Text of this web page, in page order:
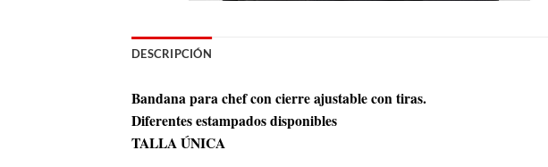
DESCRIPCIÓN
Bandana para chef con cierre ajustable con tiras.
Diferentes estampados disponibles
TALLA ÚNICA